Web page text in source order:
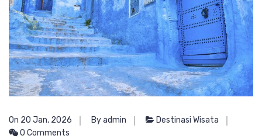
On 20 Jan, 2026 By admin
Destinasi Wisata
0 Comments